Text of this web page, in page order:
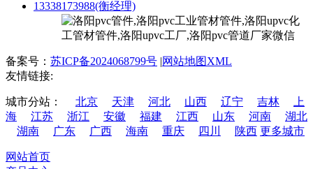
13338173988(衡经理)
备案号： 苏ICP备2024068799号 |网站地图XML
友情链接:
城市分站： 北京 天津 河北 山西 辽宁 吉林
上
海
江苏 浙江 安徽 福建 江西 山东 河南
湖北
湖南
广东 广西 海南 重庆 四川 陕西 更多城市
网站首页